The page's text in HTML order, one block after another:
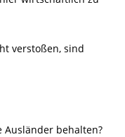
verstoßen, sind
behalten?